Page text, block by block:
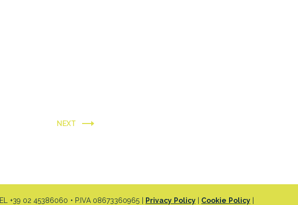
NEXT
+39 02 45386060 • P.IVA 08673360965 | Privacy Policy| Cookie Policy|